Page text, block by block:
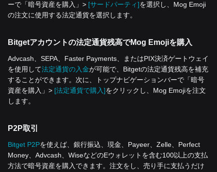
ーで「暗号資産を‌購入」> [サードパーティ]を選択し、Mog Emoji
の注文に使用する法定通貨を選択します。
Bitgetアカウントの法定通貨残高でMog Emojiを購入
Advcash、SEPA、Faster Payments、またはPIX決済ゲートウェイ
を使用して法定通貨の入金が可能で、Bitgetの法定通貨残高を補充
することができます。次に、トップナビゲーションバーで「暗号
資産を‌購入」> [法定通貨で購入]をクリックし、Mog Emojiを注文
します。
P2P取引
Bitget P2Pを使えば、銀行振込、現金、Payeer、Zelle、Perfect
Money、Advcash、WiseなどのEウォレットを含む100以上の支払
方法で暗号資産を購入できます。注文をし、売り手に支払うだけ